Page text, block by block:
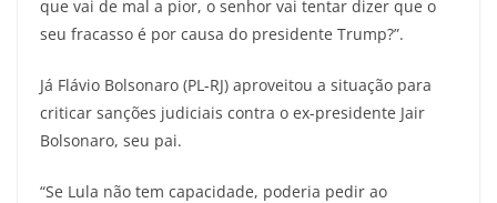
que vai de mal a pior, o senhor vai tentar dizer que o
seu fracasso é por causa do presidente Trump?”.
Já Flávio Bolsonaro (PL-RJ) aproveitou a situação para
criticar sanções judiciais contra o ex-presidente Jair
Bolsonaro, seu pai.
“Se Lula não tem capacidade, poderia pedir ao